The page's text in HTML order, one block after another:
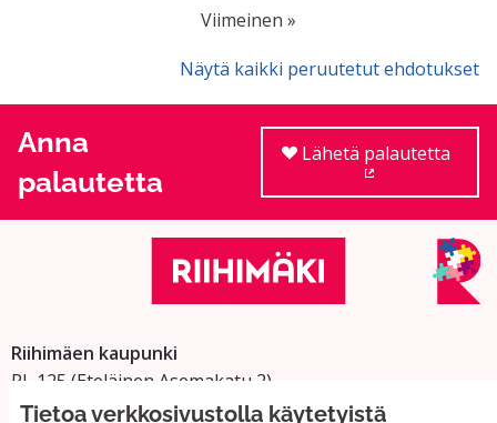
Tietoa verkkosivustolla käytetyistä
Viimeinen »
Näytä kaikki peruutetut ehdotukset
Anna
palautetta
Lähetä palautetta
Riihimäen kaupunki
PL 125 (Eteläinen Asemakatu 2)
11101 Riihimäki